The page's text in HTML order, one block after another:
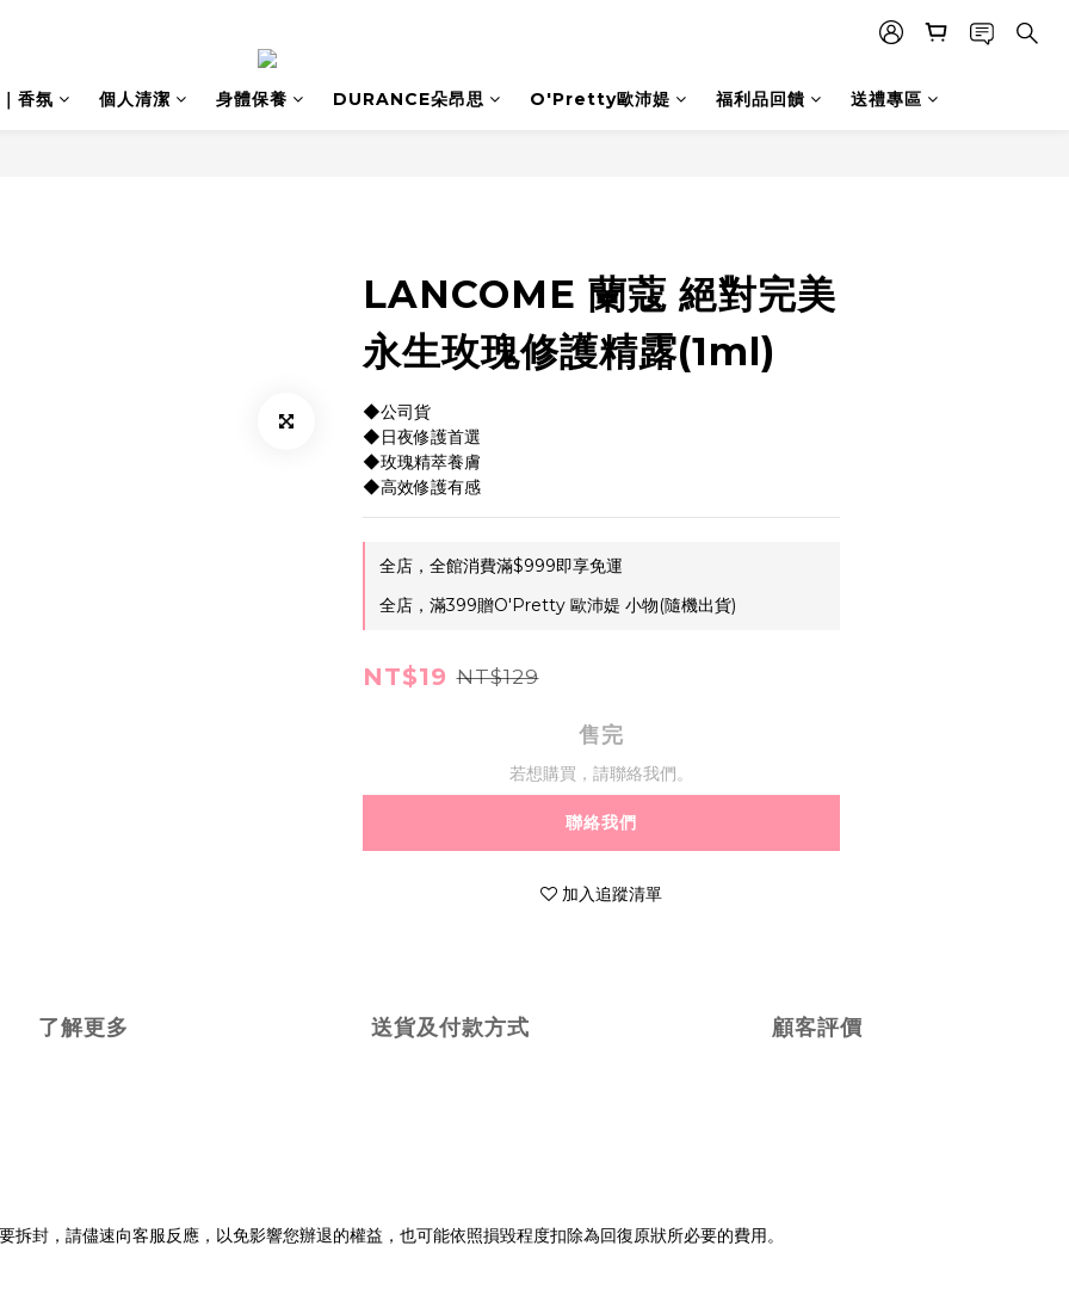
香氛 個人清潔 身體保養 DURANCE朵昂思 O'Pretty歐沛媞 福利品回饋 送禮專區
LANCOME 蘭蔻 絕對完美
永生玫瑰修護精露(1ml)
◆公司貨
◆日夜修護首選
◆玫瑰精萃養膚
◆高效修護有感
全店，全館消費滿$999即享免運
全店，滿399贈O'Pretty 歐沛媞 小物(隨機出貨)
NT$19 NT$129
售完
若想購買，請聯絡我們。
聯絡我們
加入追蹤清單
了解更多 送貨及付款方式 顧客評價
封，請儘速向客服反應，以免影響您辦退的權益，也可能依照損毀程度扣除為回復原狀所必要的費用。